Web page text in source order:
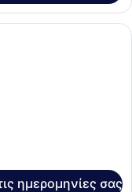
δωμάτιο
ημερομηνίες σας